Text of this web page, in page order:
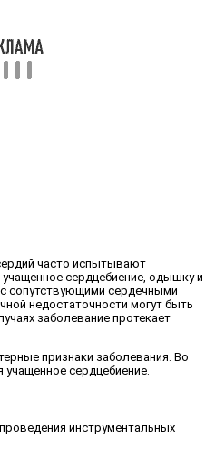
часто испытывают
сердцебиение, одышку и
сопутствующими сердечными
недостаточности могут быть
заболевание протекает
признаки заболевания. Во
учащенное сердцебиение.
инструментальных